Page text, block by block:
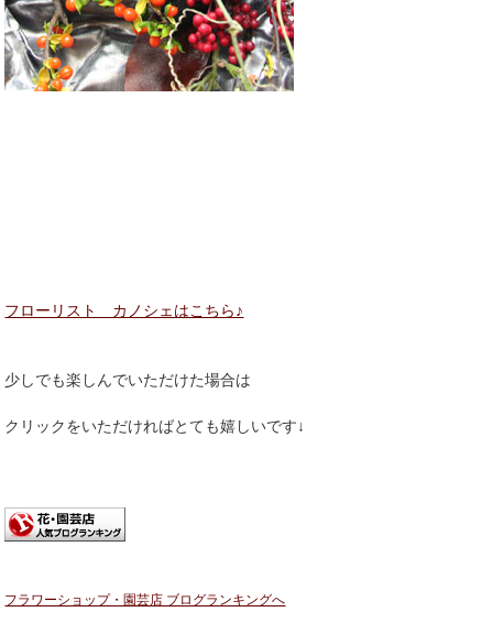
フローリスト カノシェはこちら♪
少しでも楽しんでいただけた場合は
クリックをいただければとても嬉しいです↓
フラワーショップ・園芸店 ブログランキングへ